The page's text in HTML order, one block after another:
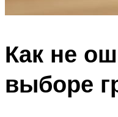
Как не
выборе